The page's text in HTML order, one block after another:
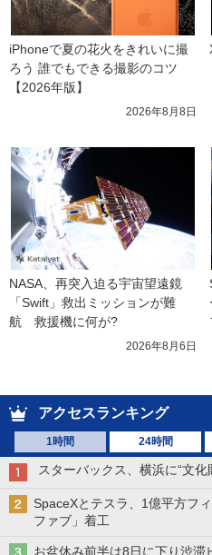
iPhoneで夏の花火をきれいに撮
ろう 誰でもできる撮影のコツ
【2026年版】
2026年8月8日
NASA、再突入迫る宇宙望遠鏡
「Swift」救出ミッションが難
航　救援機に何が?
2026年8月6日
アクセスランキング
1時間 24時間
スターバックス、横浜に“文
SpaceXとテスラ、1億平方フ
ファブ」着工
お盆休み前半は8日に下り渋